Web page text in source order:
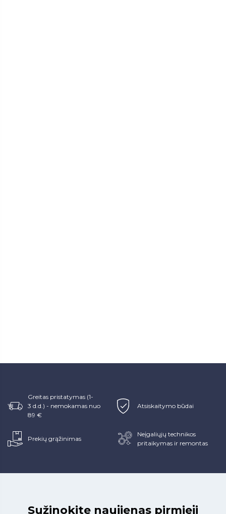
Greitas pristatymas (1-
3 d.d.) - nemokamas nuo
89 €
Atsiskaitymo būdai
Prekių grąžinimas
Neįgaliųjų technikos
pritaikymas ir remontas
Sužinokite naujienas pirmieji